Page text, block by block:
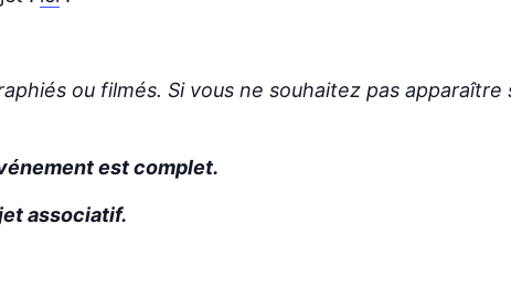
ou filmés. Si vous ne souhaitez pas
est complet.
associatif.